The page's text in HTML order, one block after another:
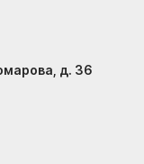
д. 36